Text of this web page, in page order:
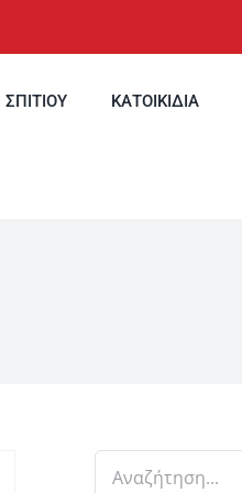
ΣΠΙΤΙΟΥ ΚΑΤΟΙΚΙΔΙΑ